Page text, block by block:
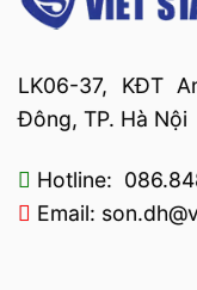
LK06-37, KĐT
Đông, TP. Hà Nội
Hotline:
Email: